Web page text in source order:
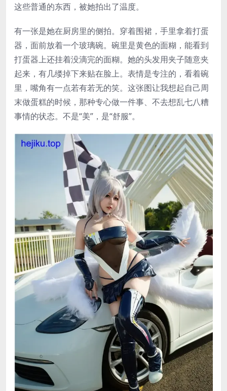
这些普通的东西，被她拍出了温度。
有一张是她在厨房里的侧拍。穿着围裙，手里拿着打蛋
器，面前放着一个玻璃碗。碗里是黄色的面糊，能看到
打蛋器上还挂着没滴完的面糊。她的头发用夹子随意夹
起来，有几缕掉下来贴在脸上。表情是专注的，看着碗
里，嘴角有一点若有若无的笑。这张图让我想起自己周
末做蛋糕的时候，那种专心做一件事、不去想乱七八糟
事情的状态。不是“美”，是“舒服”。